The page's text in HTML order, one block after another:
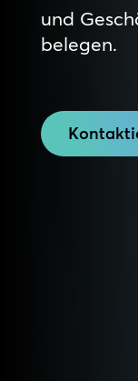
und
belegen.